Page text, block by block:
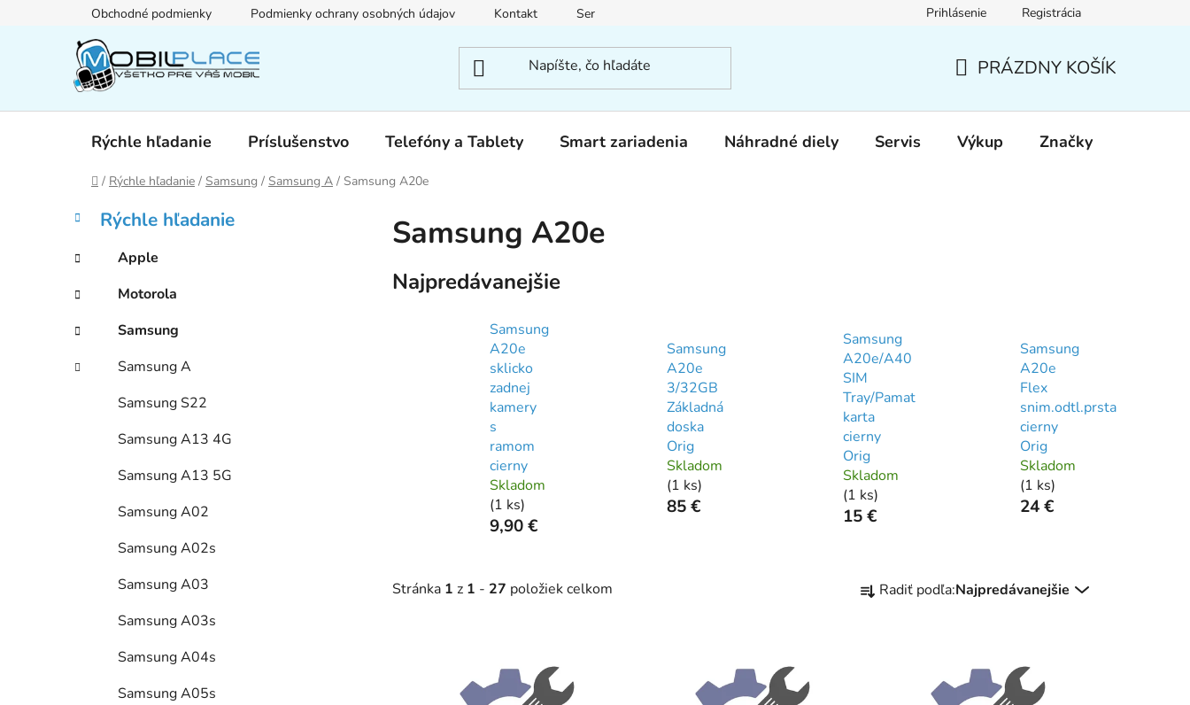
Obchodné podmienky Podmienky ochrany osobných údajov Kontakt Servis Prihlásenie Registrácia
KOŠÍK
PRÁZDNY KOŠÍK
Rýchle hľadanie Príslušenstvo Telefóny a Tablety Smart zariadenia Náhradné diely Servis Výkup Značky
Domov
/ Rýchle hľadanie / Samsung / Samsung A / Samsung A20e
B
č
ý
p
n
Preskočiť
kategórie
K
a
e
g
ó
r
e
Rýchle hľadanie
Apple
Motorola
Samsung
Samsung A
Samsung S22
Samsung A13 4G
Samsung A13 5G
Samsung A02
Samsung A02s
Samsung A03
Samsung A03s
Samsung A04s
Samsung A05s
Samsung A20e
Najpredávanejšie
Samsung
A20e
sklicko
zadnej
kamery
s
ramom
cierny
Skladom
(1 ks)
9,90 €
Samsung
A20e
3/32GB
Základná
doska
Orig
Skladom
(1 ks)
85 €
Samsung
A20e/A40
SIM
Tray/Pamat
karta
cierny
Orig
Skladom
(1 ks)
15 €
Samsung
A20e
Flex
snim.odtl.prsta
cierny
Orig
Skladom
(1 ks)
24 €
Stránka 1 z 1 - 27 položiek celkom
a Radiť podľa:Najpredávanejšie